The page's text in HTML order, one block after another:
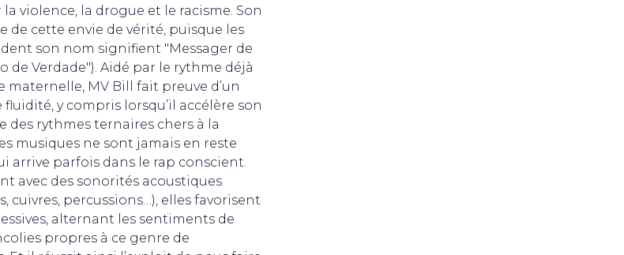
violence, la drogue et le racisme. Son
de cette envie de vérité, puisque les
son nom signifient "Messager de
de Verdade"). Aidé par le rythme déjà
maternelle, MV Bill fait preuve d’un
fluidité, y compris lorsqu’il accélère son
des rythmes ternaires chers à la
musiques ne sont jamais en reste
arrive parfois dans le rap conscient.
avec des sonorités acoustiques
cuivres, percussions…), elles favorisent
alternant les sentiments de
propres à ce genre de